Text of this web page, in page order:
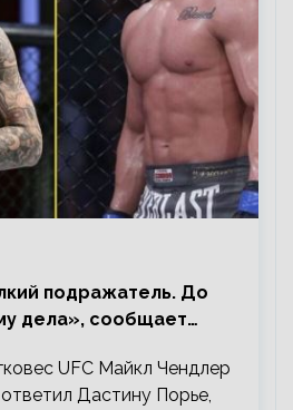
подражатель. До
дела», сообщает
UFC Майкл Чендлер
Дастину Порье,